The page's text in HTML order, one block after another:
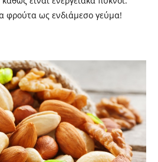
φρούτα ως ενδιάμεσο γεύμα!